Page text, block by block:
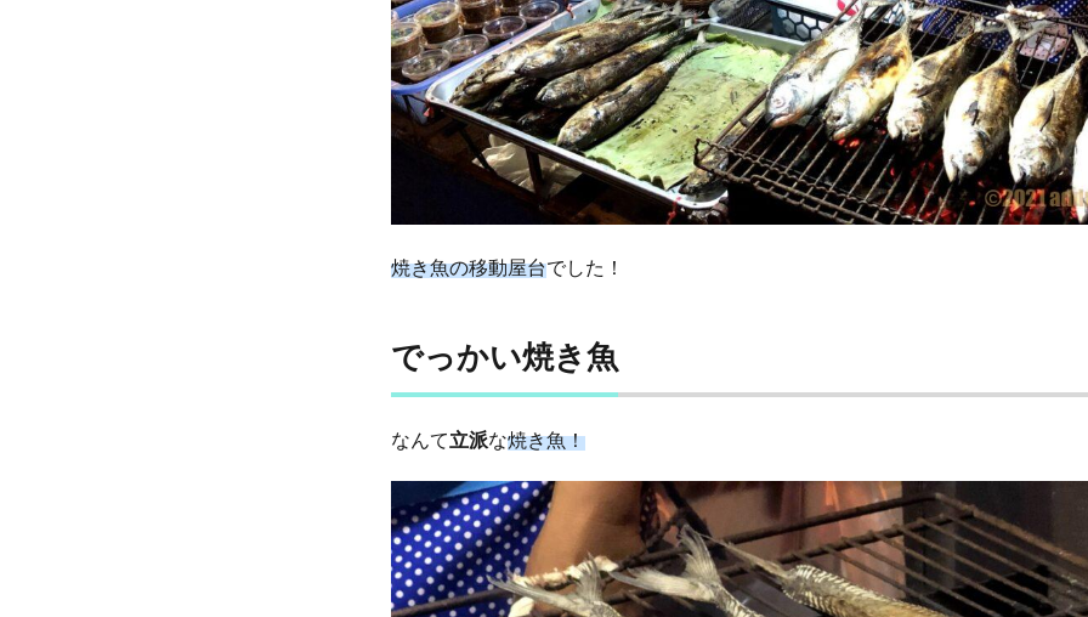
4
お会
計、
焼き
魚と
野菜
ツ
立て
や、
の焼
き魚
6
野菜
は、
焼き魚の移動屋台でした！
でっかい焼き魚
なんて立派な焼き魚！